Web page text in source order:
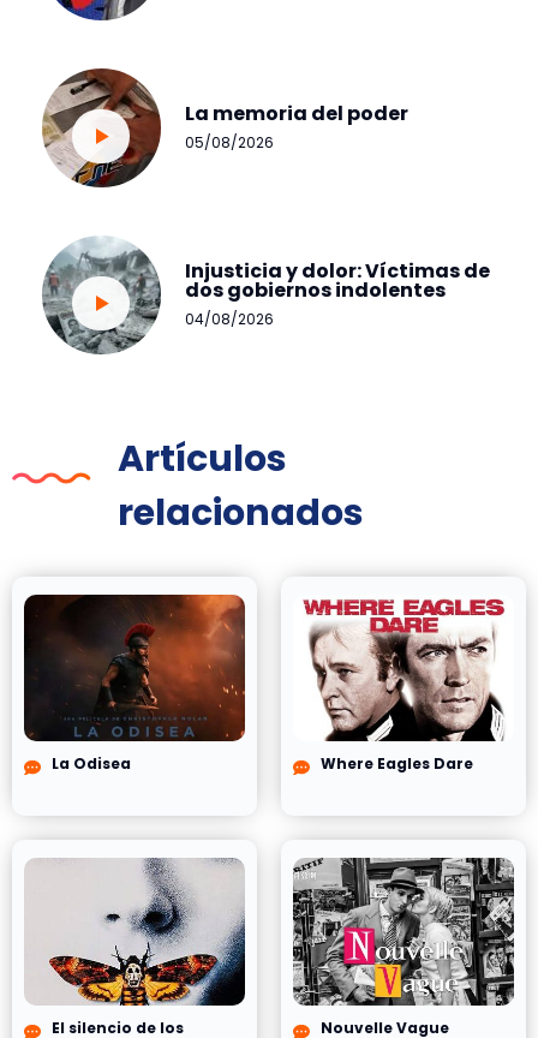
La memoria del poder
05/08/2026
Injusticia y dolor: Víctimas de
dos gobiernos indolentes
04/08/2026
Artículos
relacionados
La Odisea Where Eagles Dare
El silencio de los Nouvelle Vague